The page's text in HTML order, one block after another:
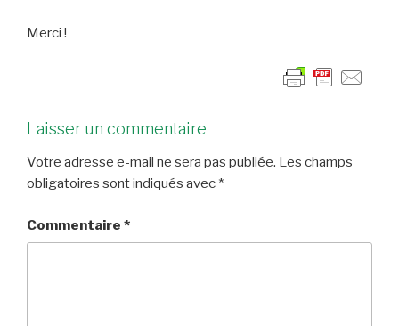
Merci !
Laisser un commentaire
Votre adresse e-mail ne sera pas publiée. Les champs
obligatoires sont indiqués avec *
Commentaire *